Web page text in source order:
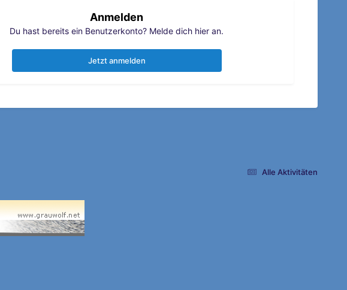
Anmelden
Du hast bereits ein Benutzerkonto? Melde dich hier an.
Jetzt anmelden
Alle Aktivitäten